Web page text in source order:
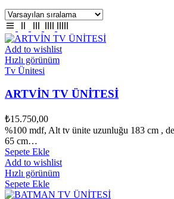
Add to wishlist
Hızlı görünüm
Tv Ünitesi
ARTVİN TV ÜNİTESİ
₺15.750,00
%100 mdf, Alt tv ünite uzunluğu 183 cm ,
65 cm…
Sepete Ekle
Add to wishlist
Hızlı görünüm
Sepete Ekle